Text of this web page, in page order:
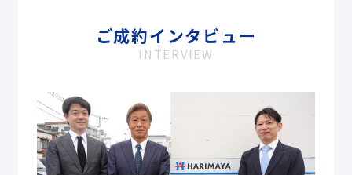
ご成約インタビュー
INTERVIEW